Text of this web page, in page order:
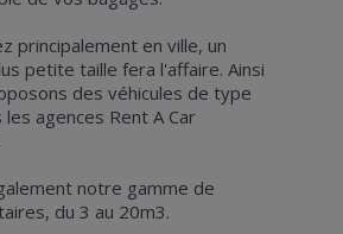
principalement en ville, un
petite taille fera l'affaire. Ainsi
des véhicules de type
les agences Rent A Car
notre gamme de
du 3 au 20m3.